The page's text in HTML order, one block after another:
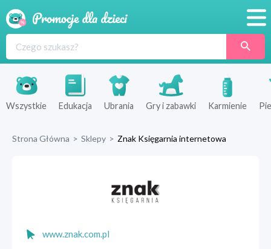
Produkty
Sklepy
Wszystkie Edukacja Ubrania Gry i zabawki Karmienie
Strona Główna > Sklepy > Znak Księgarnia internetowa
www.znak.com.pl